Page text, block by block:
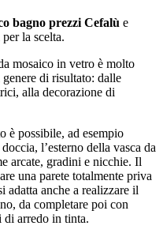
bagno prezzi Cefalù e
la scelta.
mosaico in vetro è molto
di risultato: dalle
alla decorazione di
è possibile, ad esempio
l’esterno della vasca da
arcate, gradini e nicchie. Il
una parete totalmente priva
adatta anche a realizzare il
da completare poi con
di arredo in tinta.